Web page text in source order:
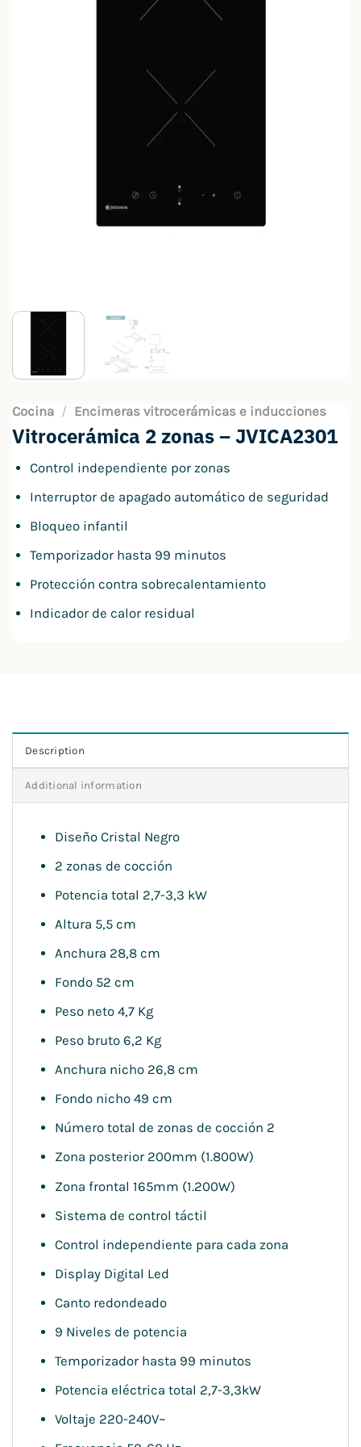
Cocina / Encimeras vitrocerámicas e inducciones
Vitrocerámica 2 zonas – JVICA2301
Control independiente por zonas
Interruptor de apagado automático de seguridad
Bloqueo infantil
Temporizador hasta 99 minutos
Protección contra sobrecalentamiento
Indicador de calor residual
Description
Additional information
Diseño Cristal Negro
2 zonas de cocción
Potencia total 2,7-3,3 kW
Altura 5,5 cm
Anchura 28,8 cm
Fondo 52 cm
Peso neto 4,7 Kg
Peso bruto 6,2 Kg
Anchura nicho 26,8 cm
Fondo nicho 49 cm
Número total de zonas de cocción 2
Zona posterior 200mm (1.800W)
Zona frontal 165mm (1.200W)
Sistema de control táctil
Control independiente para cada zona
Display Digital Led
Canto redondeado
9 Niveles de potencia
Temporizador hasta 99 minutos
Potencia eléctrica total 2,7-3,3kW
Voltaje 220-240V~